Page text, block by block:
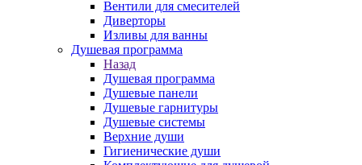
Вентили для смесителей
Диверторы
Изливы для ванны
Душевая программа
Назад
Душевая программа
Душевые панели
Душевые гарнитуры
Душевые системы
Верхние души
Гигиенические души